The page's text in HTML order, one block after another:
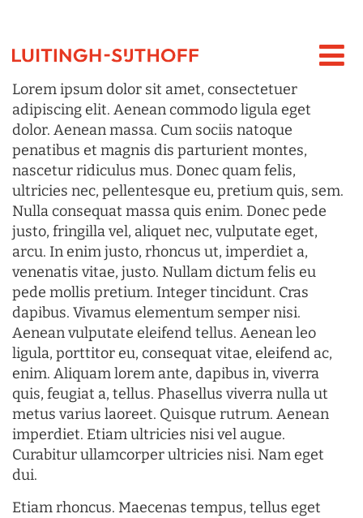
Lorem ipsum dolor sit amet, consectetuer
adipiscing elit. Aenean commodo ligula eget
dolor. Aenean massa. Cum sociis natoque
penatibus et magnis dis parturient montes,
nascetur ridiculus mus. Donec quam felis,
ultricies nec, pellentesque eu, pretium quis, sem.
Nulla consequat massa quis enim. Donec pede
justo, fringilla vel, aliquet nec, vulputate eget,
arcu. In enim justo, rhoncus ut, imperdiet a,
venenatis vitae, justo. Nullam dictum felis eu
pede mollis pretium. Integer tincidunt. Cras
dapibus. Vivamus elementum semper nisi.
Aenean vulputate eleifend tellus. Aenean leo
ligula, porttitor eu, consequat vitae, eleifend ac,
enim. Aliquam lorem ante, dapibus in, viverra
quis, feugiat a, tellus. Phasellus viverra nulla ut
metus varius laoreet. Quisque rutrum. Aenean
imperdiet. Etiam ultricies nisi vel augue.
Curabitur ullamcorper ultricies nisi. Nam eget
dui.
Etiam rhoncus. Maecenas tempus, tellus eget